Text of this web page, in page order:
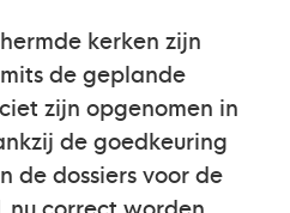
kerken zijn
de geplande
zijn opgenomen in
de goedkeuring
de dossiers voor de
nu correct worden